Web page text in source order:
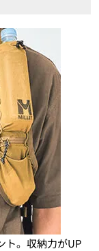
ト。収納力がUP